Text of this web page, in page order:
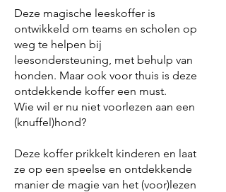
Deze magische leeskoffer is
ontwikkeld om teams en scholen op
weg te helpen bij
leesondersteuning, met behulp van
honden. Maar ook voor thuis is deze
ontdekkende koffer een must.
Wie wil er nu niet voorlezen aan een
(knuffel)hond?
Deze koffer prikkelt kinderen en laat
ze op een speelse en ontdekkende
manier de magie van het (voor)lezen